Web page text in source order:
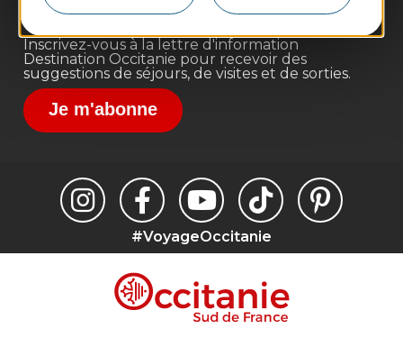
Destination Sport
Inscrivez-vous à la lettre d'information
Destination Occitanie pour recevoir des
suggestions de séjours, de visites et de sorties.
Je m'abonne
#VoyageOccitanie